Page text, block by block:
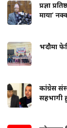
प्रज्ञा
माया’
भदौमा
कांग्रेस
सहभागी